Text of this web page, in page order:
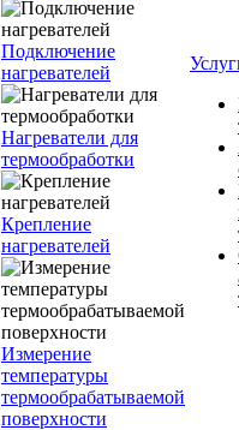
Подключение
нагревателей
Нагреватели для
термообработки
Крепление
нагревателей
Измерение
температуры
термообрабатываемой
поверхности